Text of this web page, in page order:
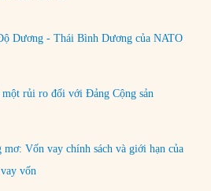
Dương - Thái Bình Dương của NATO
rủi ro đối với Đảng Cộng sản
mơ: Vốn vay chính sách và giới hạn của
vốn